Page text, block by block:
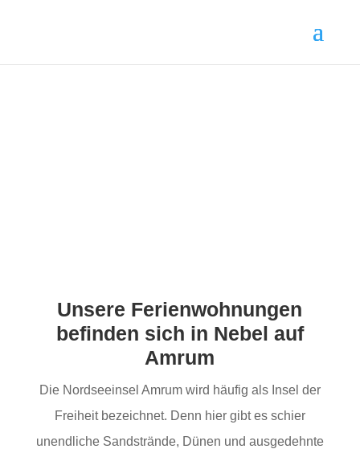
Unsere Ferienwohnungen
befinden sich in Nebel auf
Amrum
Die Nordseeinsel Amrum wird häufig als Insel der
Freiheit bezeichnet. Denn hier gibt es schier
unendliche Sandstrände, Dünen und ausgedehnte